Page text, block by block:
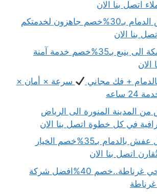
اتصل بنا الان
دينات نقل عفش الدمام بـ30%خصم جاهزون لخدمتكم
بنا الان
نقل عفش من مكة الى ينبع بـ35%خصم خدمة آمنة
الان
+ فك مجاني
سرعة × أمان ×
ساعه
المدينة المنورة الى الرياض
افضل شركة نقل عفش بالدمام بـ35%خصم الخيار
اتصل بنا الان
دينا نقل عفش حي غرناطة..خصم 40%افضل شركة